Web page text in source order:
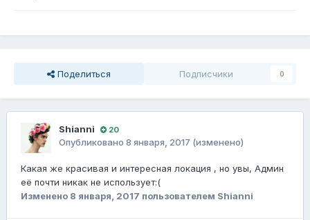
Поделиться Подписчики 0
Shianni 20
Опубликовано 8 января, 2017 (изменено)
Какая же красивая и интересная локация , но увы, Админ
её почти никак не использует:(
Изменено 8 января, 2017 пользователем Shianni